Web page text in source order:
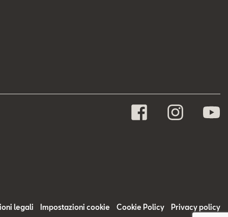
legali Impostazioni cookie Cookie Policy Privacy policy